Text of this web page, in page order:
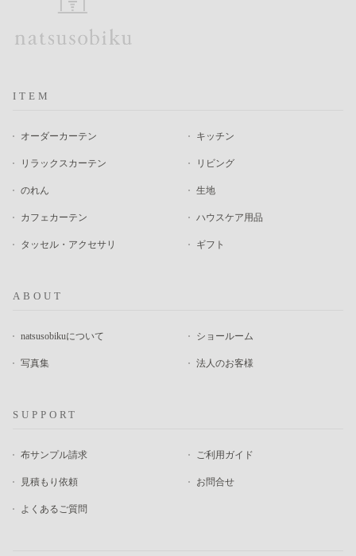
ITEM
オーダーカーテン
リラックスカーテン
のれん
カフェカーテン
タッセル・アクセサリ
キッチン
リビング
生地
ハウスケア用品
ギフト
ABOUT
natsusobikuについて
写真集
ショールーム
法人のお客様
SUPPORT
布サンプル請求
見積もり依頼
よくあるご質問
ご利用ガイド
お問合せ